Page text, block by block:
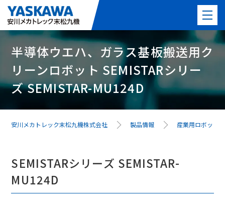
最新情報
製品情報
PICK UP製品
事例紹介
よくある質問
半導体ウエハ、ガラス基板搬送用ク
リーンロボット SEMISTARシリー
ズ SEMISTAR-MU124D
安川メカトレック末松九機株式会社 製品情報 産業用ロボット
SEMISTARシリーズ SEMISTAR-
MU124D